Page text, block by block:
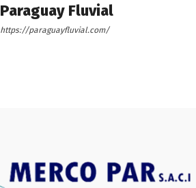
Paraguay Fluvial
https://paraguayfluvial.com/